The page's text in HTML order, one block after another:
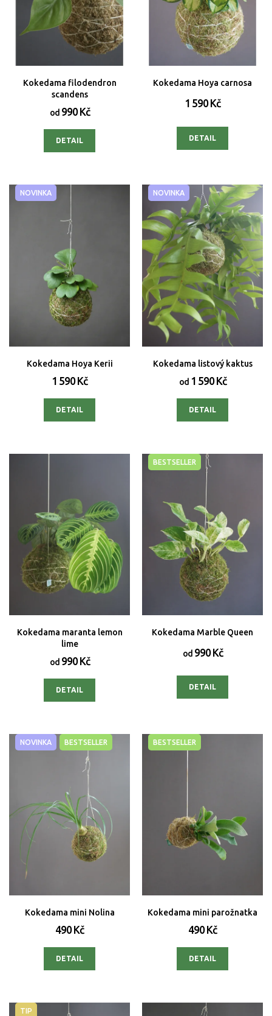
Kokedama filodendron
scandens
od990 Kč
DETAIL
Kokedama Hoya carnosa
1 590 Kč
DETAIL
NOVINKA
Kokedama Hoya Kerii
1 590 Kč
DETAIL
NOVINKA
Kokedama listový kaktus
od1 590 Kč
DETAIL
Kokedama maranta lemon
lime
od990 Kč
DETAIL
BESTSELLER
Kokedama Marble Queen
od990 Kč
DETAIL
NOVINKA BESTSELLER
Kokedama mini Nolina
490 Kč
DETAIL
BESTSELLER
Kokedama mini parožnatka
490 Kč
DETAIL
TIP